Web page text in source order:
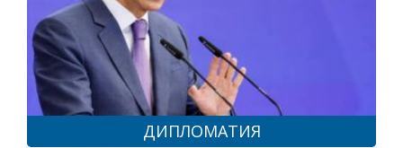
ДИПЛОМАТИЯ